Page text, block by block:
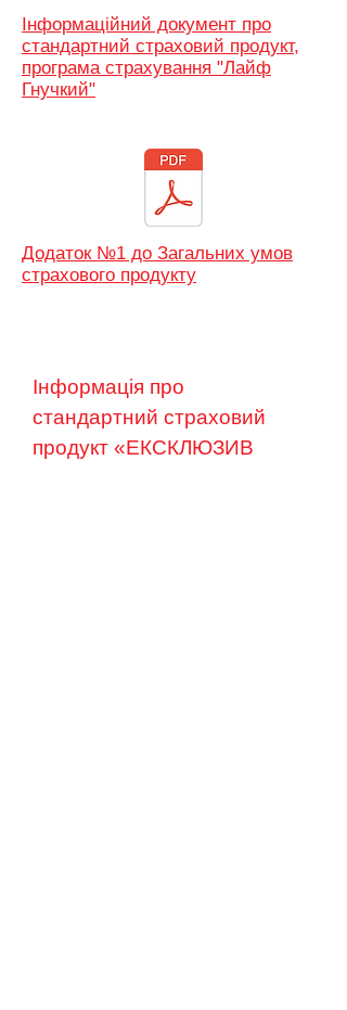
Інформаційний документ про
стандартний страховий продукт,
програма страхування "Лайф
Гнучкий"
Додаток №1 до Загальних умов
страхового продукту
Інформація про
стандартний страховий
продукт «ЕКСКЛЮЗИВ